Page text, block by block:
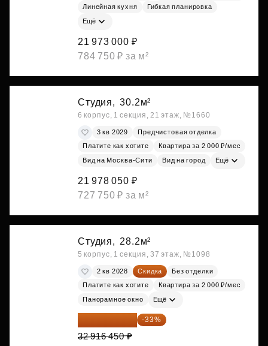
Линейная кухня
Гибкая планировка
Ещё
21 973 000 ₽
784 750 ₽ за м²
Студия, 30.2м²
6 корпус, 1 секция, 21 этаж, №1660
3 кв 2029
Предчистовая отделка
Платите как хотите
Квартира за 2 000 ₽/мес
Вид на Москва-Сити Вид на город Ещё
21 978 050 ₽
727 750 ₽ за м²
Студия, 28.2м²
5 корпус, 1 секция, 37 этаж, №1098
2 кв 2028 Скидка
Без отделки
Платите как хотите
Квартира за 2 000 ₽/мес
Панорамное окно Ещё
22 054 022 ₽ -33%
32 916 450 ₽